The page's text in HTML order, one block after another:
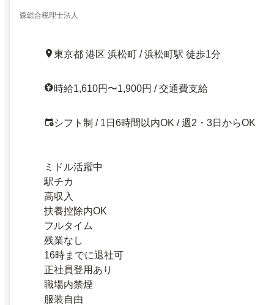
森総合税理士法人
東京都 港区 浜松町 / 浜松町駅 徒歩1分
時給1,610円〜1,900円 / 交通費支給
シフト制 / 1日6時間以内OK / 週2・3日からOK
ミドル活躍中
駅チカ
高収入
扶養控除内OK
フルタイム
残業なし
16時までに退社可
正社員登用あり
職場内禁煙
服装自由